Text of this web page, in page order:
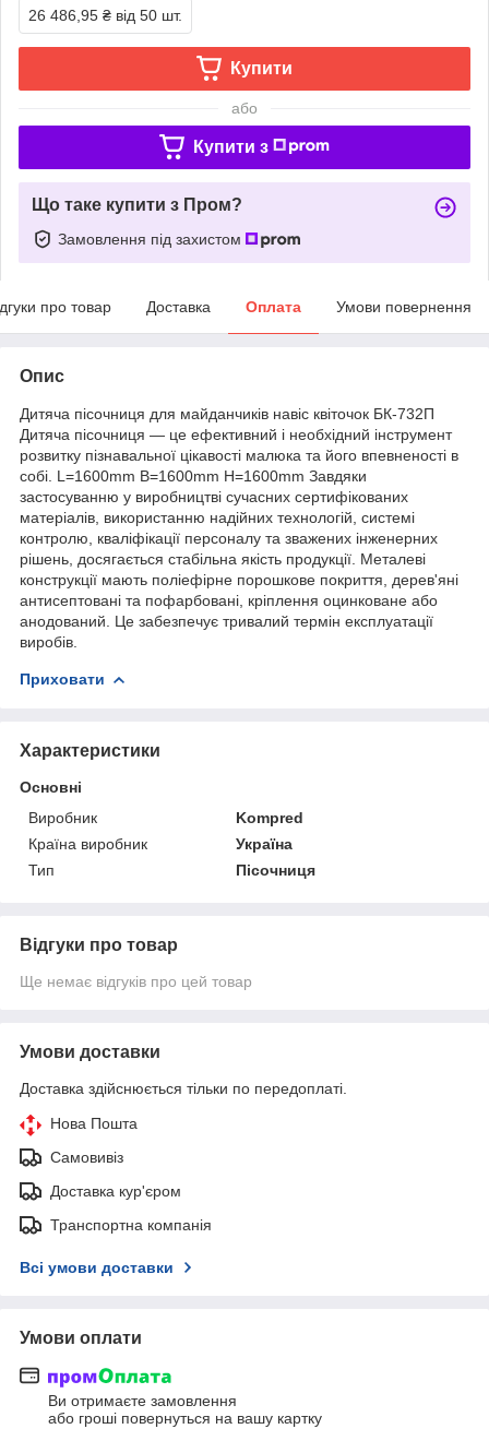
26 486,95 ₴ від 50 шт.
Купити
або
Купити з
Що таке купити з Пром?
Замовлення під захистом
про товар Доставка Оплата Умови повернення
Опис
Дитяча пісочниця для майданчиків навіс квіточок БК-732П
Дитяча пісочниця — це ефективний і необхідний інструмент
розвитку пізнавальної цікавості малюка та його впевненості в
собі. L=1600mm B=1600mm H=1600mm Завдяки
застосуванню у виробництві сучасних сертифікованих
матеріалів, використанню надійних технологій, системі
контролю, кваліфікації персоналу та зважених інженерних
рішень, досягається стабільна якість продукції. Металеві
конструкції мають поліефірне порошкове покриття, дерев'яні
антисептовані та пофарбовані, кріплення оцинковане або
анодований. Це забезпечує тривалий термін експлуатації
виробів.
Приховати
Характеристики
Основні
Виробник
Kompred
Країна виробник
Україна
Тип
Пісочниця
Відгуки про товар
Ще немає відгуків про цей товар
Умови доставки
Доставка здійснюється тільки по передоплаті.
Нова Пошта
Самовивіз
Доставка кур'єром
Транспортна компанія
Всі умови доставки
Умови оплати
Ви отримаєте замовлення
або гроші повернуться на вашу картку